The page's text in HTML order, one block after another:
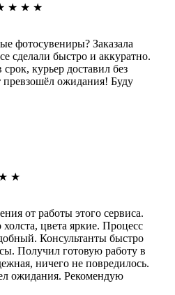
★ ★ ★
фотосувениры? Заказала
сделали быстро и аккуратно.
срок, курьер доставил без
превзошёл ожидания! Буду
★
от работы этого сервиса.
цвета яркие. Процесс
Консультанты быстро
Получил готовую работу в
ничего не повредилось.
ожидания. Рекомендую